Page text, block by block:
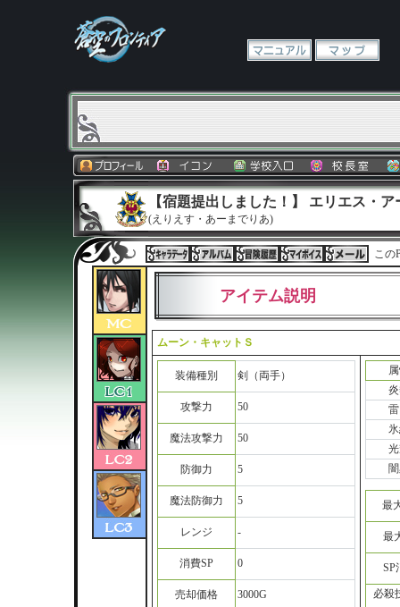
【宿題提出しました！】 エリエス・
(えりえす・あーまでりあ)
この
アイテム説明
ムーン・キャットＳ
装備種別 剣（両手）
攻撃力 50
魔法攻撃力 50
防御力 5
魔法防御力 5
レンジ -
消費SP 0
売却価格 3000G
最
最
SP
必殺